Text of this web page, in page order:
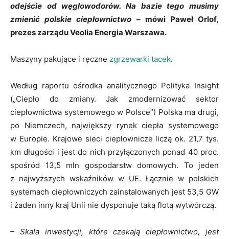
odejście od węglowodorów. Na bazie tego musimy
zmienić polskie ciepłownictwo –mówi Paweł Orlof,
prezes zarządu Veolia Energia Warszawa.
Maszyny pakujące i ręczne zgrzewarki tacek.
Według raportu ośrodka analitycznego Polityka Insight
(„Ciepło do zmiany. Jak zmodernizować sektor
ciepłownictwa systemowego w Polsce”) Polska ma drugi,
po Niemczech, największy rynek ciepła systemowego
w Europie. Krajowe sieci ciepłownicze liczą ok. 21,7 tys.
km długości i jest do nich przyłączonych ponad 40 proc.
spośród 13,5 mln gospodarstw domowych. To jeden
z najwyższych wskaźników w UE. Łącznie w polskich
systemach ciepłowniczych zainstalowanych jest 53,5 GW
i żaden inny kraj Unii nie dysponuje taką flotą wytwórczą.
– Skala inwestycji, które czekają ciepłownictwo, jest